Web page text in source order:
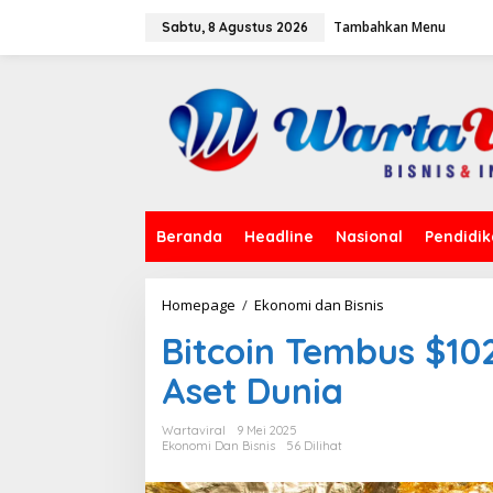
Sabtu, 8 Agustus 2026 Tambahkan Menu
Beranda Headline Nasional
Homepage / Ekonomi dan Bisnis
c
m
Bitcoin Tembus
Aset Dunia
Wartaviral
9 Mei 2025
Ekonomi Dan Bisnis
56 Dilihat